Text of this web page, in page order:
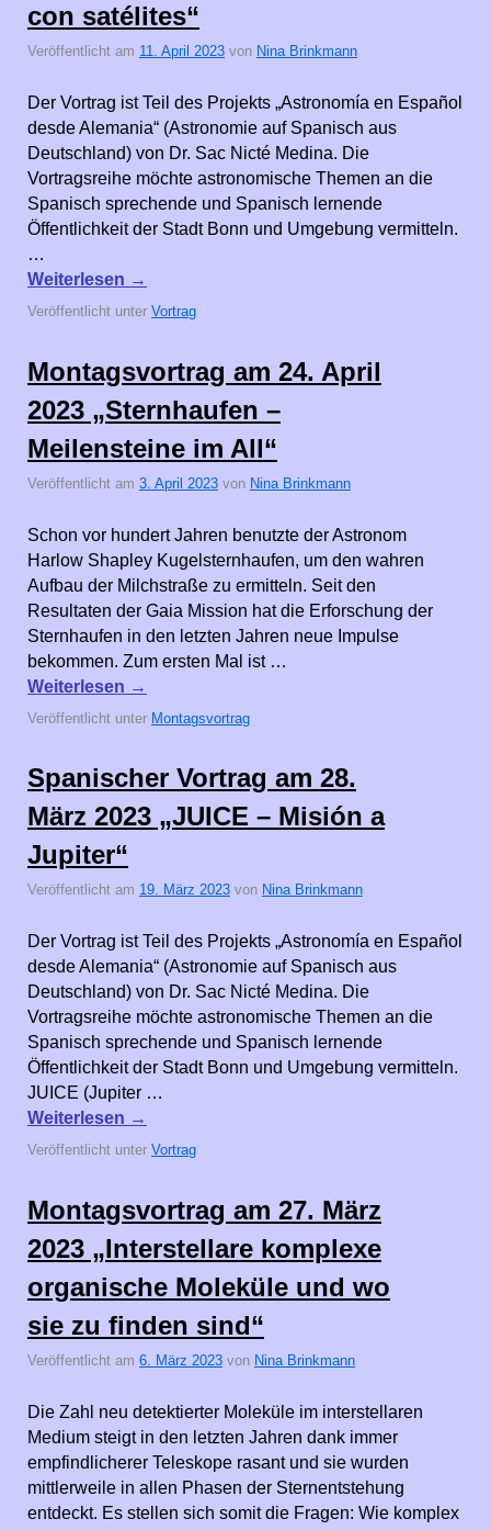
con satélites“
Veröffentlicht am 11. April 2023 von Nina Brinkmann
Der Vortrag ist Teil des Projekts „Astronomía en Español
desde Alemania“ (Astronomie auf Spanisch aus
Deutschland) von Dr. Sac Nicté Medina. Die
Vortragsreihe möchte astronomische Themen an die
Spanisch sprechende und Spanisch lernende
Öffentlichkeit der Stadt Bonn und Umgebung vermitteln.
…
Weiterlesen →
Veröffentlicht unter Vortrag
Montagsvortrag am 24. April
2023 „Sternhaufen –
Meilensteine im All“
Veröffentlicht am 3. April 2023 von Nina Brinkmann
Schon vor hundert Jahren benutzte der Astronom
Harlow Shapley Kugelsternhaufen, um den wahren
Aufbau der Milchstraße zu ermitteln. Seit den
Resultaten der Gaia Mission hat die Erforschung der
Sternhaufen in den letzten Jahren neue Impulse
bekommen. Zum ersten Mal ist …
Weiterlesen →
Veröffentlicht unter Montagsvortrag
Spanischer Vortrag am 28.
März 2023 „JUICE – Misión a
Jupiter“
Veröffentlicht am 19. März 2023 von Nina Brinkmann
Der Vortrag ist Teil des Projekts „Astronomía en Español
desde Alemania“ (Astronomie auf Spanisch aus
Deutschland) von Dr. Sac Nicté Medina. Die
Vortragsreihe möchte astronomische Themen an die
Spanisch sprechende und Spanisch lernende
Öffentlichkeit der Stadt Bonn und Umgebung vermitteln.
JUICE (Jupiter …
Weiterlesen →
Veröffentlicht unter Vortrag
Montagsvortrag am 27. März
2023 „Interstellare komplexe
organische Moleküle und wo
sie zu finden sind“
Veröffentlicht am 6. März 2023 von Nina Brinkmann
Die Zahl neu detektierter Moleküle im interstellaren
Medium steigt in den letzten Jahren dank immer
empfindlicherer Teleskope rasant und sie wurden
mittlerweile in allen Phasen der Sternentstehung
entdeckt. Es stellen sich somit die Fragen: Wie komplex